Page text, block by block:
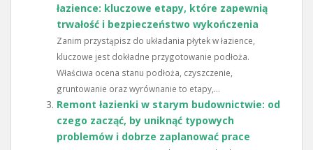
łazience: kluczowe etapy, które zapewnią
trwałość i bezpieczeństwo wykończenia
Zanim przystąpisz do układania płytek w łazience,
kluczowe jest dokładne przygotowanie podłoża.
Właściwa ocena stanu podłoża, czyszczenie,
gruntowanie oraz wyrównanie to etapy,...
Remont łazienki w starym budownictwie: od
czego zacząć, by uniknąć typowych
problemów i dobrze zaplanować prace